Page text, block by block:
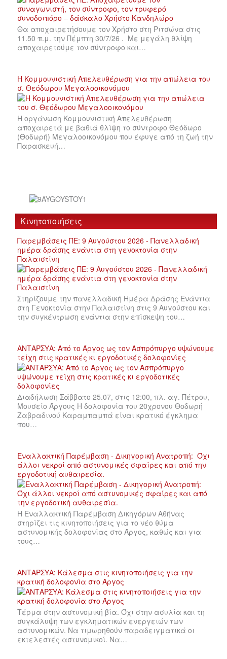
Θα αποχαιρετήσουμε τον Χρήστο στη Ριτσώνα στις
11.50 π.μ. την Πέμπτη 30/7/26 . Με μεγάλη θλίψη
αποχαιρετούμε τον σύντροφο και…
Η Κομμουνιστική Απελευθέρωση για την απώλεια του
σ. Θεόδωρου Μεγαλοοικονόμου
Η οργάνωση Κομμουνιστική Απελευθέρωση
αποχαιρετά με βαθιά θλίψη το σύντροφο Θεόδωρο
(Θοδωρή) Μεγαλοοικονόμου που έφυγε από τη ζωή την
Παρασκευή…
Κινητοποιήσεις
Παρεμβάσεις ΠΕ: 9 Αυγούστου 2026 - Πανελλαδική
ημέρα δράσης ενάντια στη γενοκτονία στην
Παλαιστίνη
Στηρίζουμε την πανελλαδική Ημέρα Δράσης Ενάντια
στη Γενοκτονία στην Παλαιστίνη στις 9 Αυγούστου και
την συγκέντρωση ενάντια στην επίσκεψη του…
ΑΝΤΑΡΣΥΑ: Από το Άργος ως τον Ασπρόπυργο υψώνουμε
τείχη στις κρατικές κι εργοδοτικές δολοφονίες
Διαδήλωση Σάββατο 25.07, στις 12:00, πλ. αγ. Πέτρου,
Μουσείο Άργους Η δολοφονία του 20χρονου Θοδωρή
Ζαβραδινού Καραμπαμπά είναι κρατικό έγκλημα
που…
Εναλλακτική Παρέμβαση - Δικηγορική Ανατροπή: Όχι
άλλοι νεκροί από αστυνομικές σφαίρες και από την
εργοδοτική αυθαιρεσία.
Η Εναλλακτική Παρέμβαση Δικηγόρων Αθήνας
στηρίζει τις κινητοποιήσεις για το νέο θύμα
αστυνομικής δολοφονίας στο Άργος, καθώς και για
τους…
ΑΝΤΑΡΣΥΑ: Κάλεσμα στις κινητοποιήσεις για την
κρατική δολοφονία στο Άργος
Τέρμα στην αστυνομική βία. Όχι στην ασυλία και τη
συγκάλυψη των εγκληματικών ενεργειών των
αστυνομικών. Να τιμωρηθούν παραδειγματικά οι
εκτελεστές αστυνομικοί. Να…